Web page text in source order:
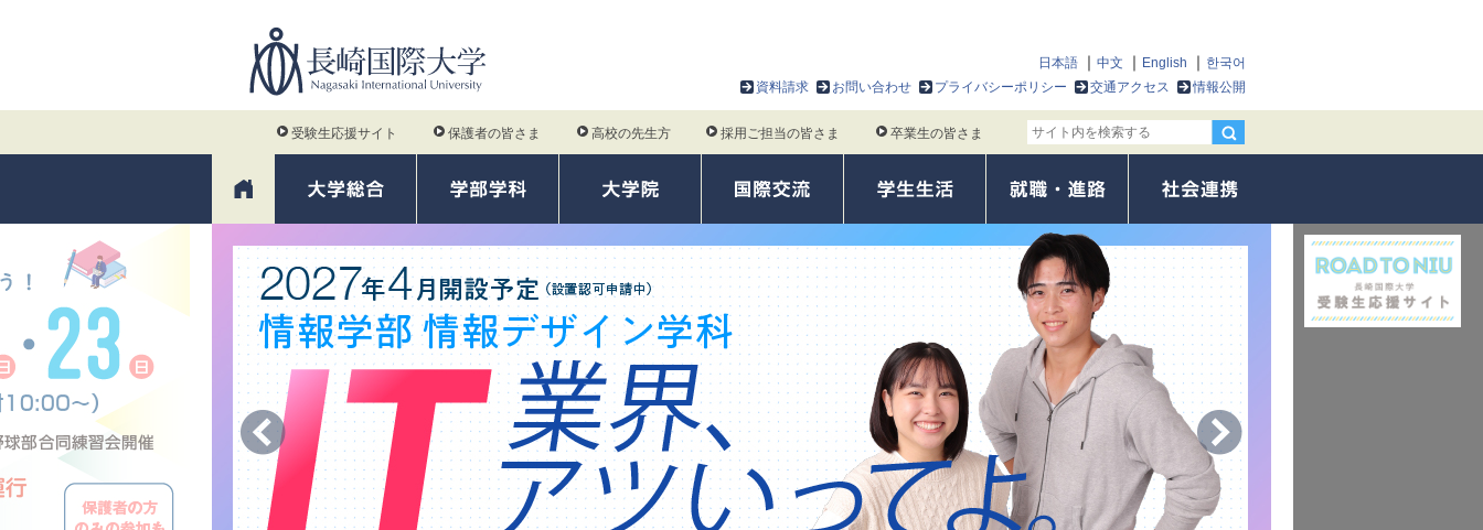
日本語 中文 English
한국어
資料請求
お問い合わせ プライバシーポリシー 交通アクセス 情報公開
受験生応援サイト 保護者の皆さま 高校の先生方 採用ご担当の皆さま 卒業生の皆さま